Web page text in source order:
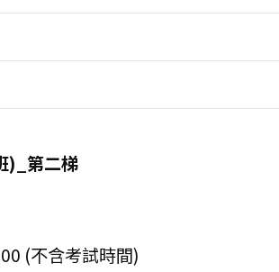
)_第二梯
(不含考試時間)